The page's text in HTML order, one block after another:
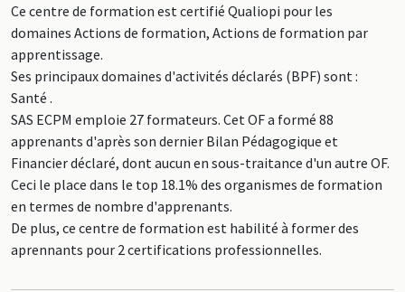
Ce centre de formation est certifié Qualiopi pour les
domaines Actions de formation, Actions de formation par
apprentissage.
Ses principaux domaines d'activités déclarés (BPF) sont :
Santé .
SAS ECPM emploie 27 formateurs. Cet OF a formé 88
apprenants d'après son dernier Bilan Pédagogique et
Financier déclaré, dont aucun en sous-traitance d'un autre OF.
Ceci le place dans le top 18.1% des organismes de formation
en termes de nombre d'apprenants.
De plus, ce centre de formation est habilité à former des
aprennants pour 2 certifications professionnelles.